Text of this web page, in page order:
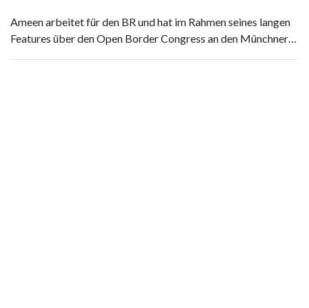
Ameen arbeitet für den BR und hat im Rahmen seines langen
Features über den Open Border Congress an den Münchner…